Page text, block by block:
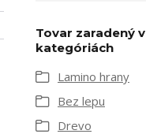
Tovar zaradený v
kategóriách
Lamino hrany
Bez lepu
Drevo